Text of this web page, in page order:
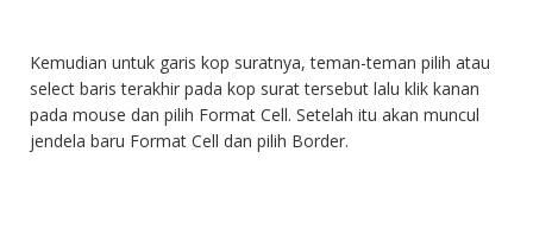
Kemudian untuk garis kop suratnya, teman-teman pilih atau
select baris terakhir pada kop surat tersebut lalu klik kanan
pada mouse dan pilih Format Cell. Setelah itu akan muncul
jendela baru Format Cell dan pilih Border.